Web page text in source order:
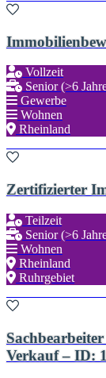
Vollzeit
Senior (>6
Gewerbe
Wohnen
Rheinland
Zertifizierter
Teilzeit
Senior (>6
Wohnen
Rheinland
Ruhrgebiet
Verkauf – ID: